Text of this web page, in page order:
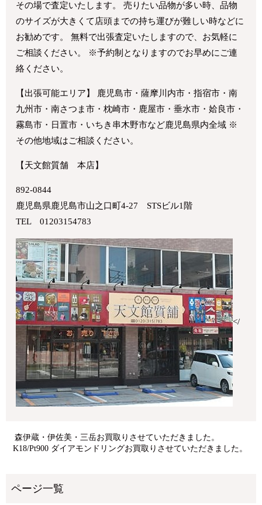
その場で査定いたします。 売りたい品物が多い時、品物
のサイズが大きくて店頭までの持ち運びが難しい時などに
お勧めです。 無料で出張査定いたしますので、お気軽に
ご相談ください。 ※予約制となりますのでお早めにご連
絡ください。
【出張可能エリア】 鹿児島市・薩摩川内市・指宿市・南
九州市・南さつま市・枕崎市・鹿屋市・垂水市・姶良市・
霧島市・日置市・いちき串木野市など鹿児島県内全域 ※
その他地域はご相談ください。
【天文館質舗 本店】
892-0844
鹿児島県鹿児島市山之口町4-27 STSビル1階
TEL 01203154783
</
森伊蔵・伊佐美・三岳お買取りさせていただきました。
K18/Pt900 ダイアモンドリングお買取りさせていただきました。